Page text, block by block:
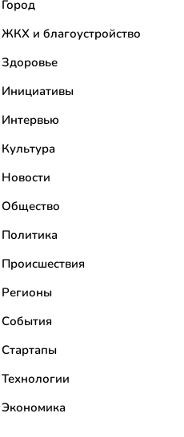
Город
ЖКХ и благоустройство
Здоровье
Инициативы
Интервью
Культура
Новости
Общество
Политика
Происшествия
Регионы
События
Стартапы
Технологии
Экономика